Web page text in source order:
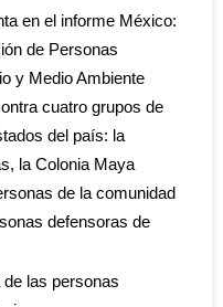
en el informe México:
de Personas
y Medio Ambiente
cuatro grupos de
del país: la
la Colonia Maya
de la comunidad
defensoras de
las personas